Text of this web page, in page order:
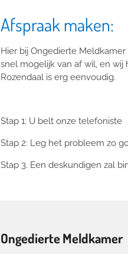
Afspraak maken:
Hier bij Ongedierte
snel mogelijk van af wil, en
Rozendaal is erg eenvoudig.
Stap 1: U belt onze telefoniste
Stap 2: Leg het probleem zo
Stap 3. Een deskundigen zal
Ongedierte Meldkamer